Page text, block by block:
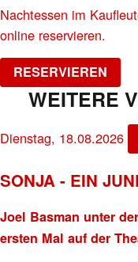
Nachtessen im
online reservieren.
RESERVIEREN
WEITERE
Dienstag, 18.08.2026
SONJA - EIN
Joel Basman unter
ersten Mal auf der